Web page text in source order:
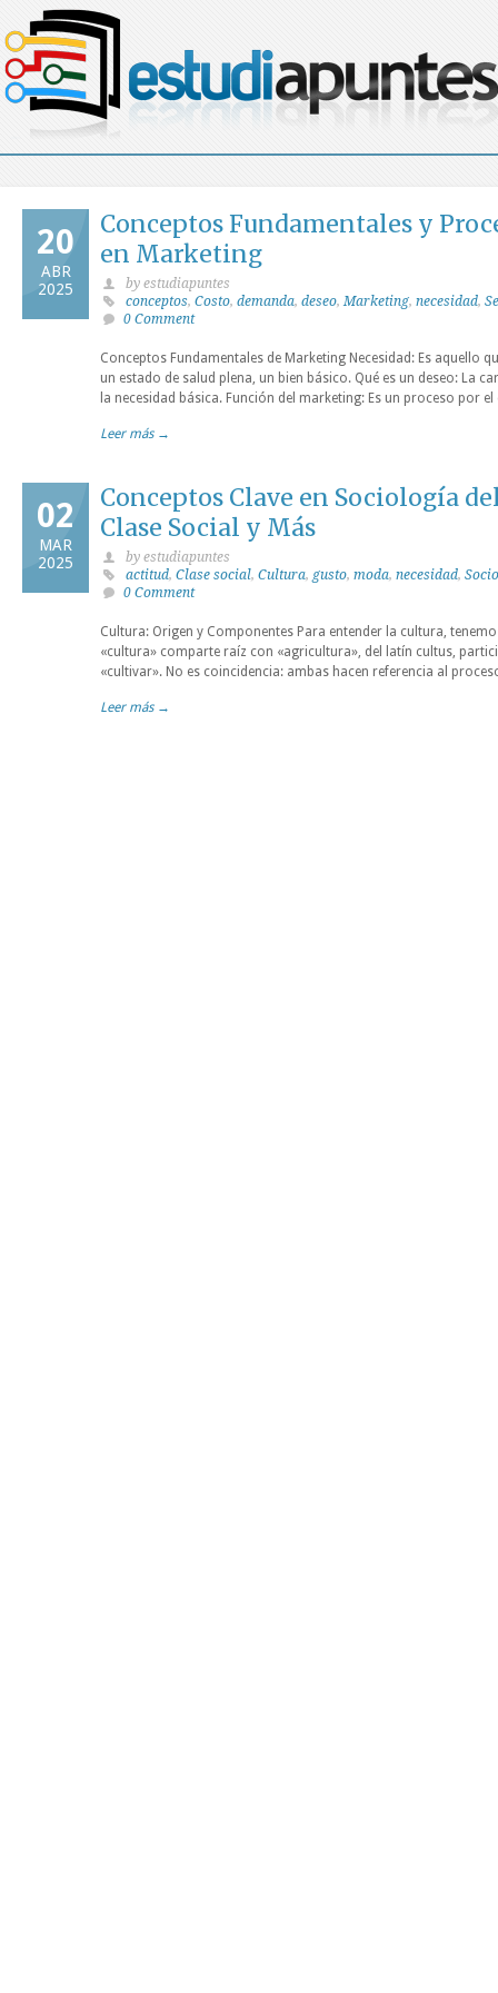
20
ABR
2025
Conceptos Fundamentales y
en Marketing
by estudiapuntes
conceptos, Costo, demanda, deseo,Marketing, necesidad,
0 Comment
Conceptos Fundamentales de Marketing Necesidad: Es aquello
un estado de salud plena, un bien básico. Qué es un deseo: La
la necesidad básica. Función del marketing: Es un proceso por
Leer más →
02
MAR
2025
Conceptos Clave en Sociología
Clase Social y Más
by estudiapuntes
actitud, Clase social, Cultura, gusto, moda, necesidad,
0 Comment
Cultura: Origen y Componentes Para entender la cultura,
«cultura» comparte raíz con «agricultura», del latín cultus,
«cultivar». No es coincidencia: ambas hacen referencia al
Leer más →